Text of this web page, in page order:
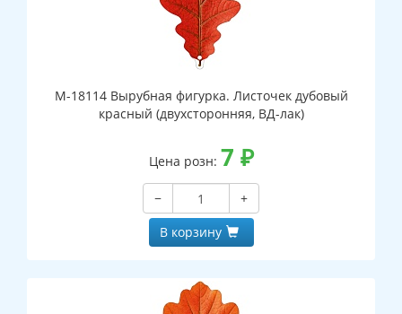
М-18114 Вырубная фигурка. Листочек дубовый
красный (двухсторонняя, ВД-лак)
Цена розн: 7 ₽
−
+
В корзину